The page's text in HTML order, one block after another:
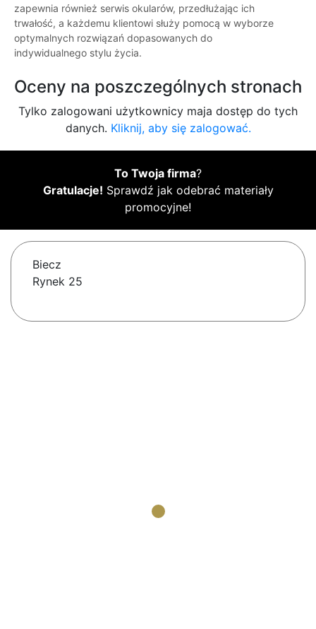
zapewnia również serwis okularów, przedłużając ich
trwałość, a każdemu klientowi służy pomocą w wyborze
optymalnych rozwiązań dopasowanych do
indywidualnego stylu życia.
Oceny na poszczególnych stronach
Tylko zalogowani użytkownicy maja dostęp do tych
danych. Kliknij, aby się zalogować.
To Twoja firma?
Gratulacje! Sprawdź jak odebrać materiały
promocyjne!
Biecz
Rynek 25